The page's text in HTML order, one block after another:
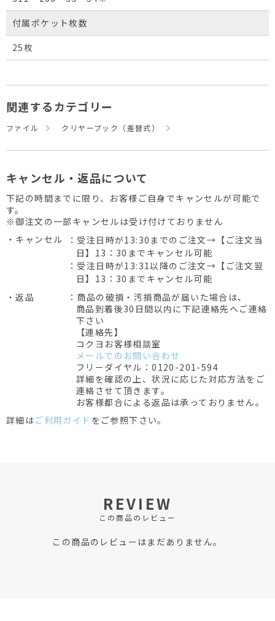
付属ポケット枚数
25枚
関連するカテゴリー
ファイル クリヤーブック（差替式）
キャンセル・返品について
下記の時間までに限り、お客様ご自身でキャンセルが可能で
す。
※御注文の一部キャンセルは受け付けておりません
・キャンセル
：受注日時が13:30までのご注文→【ご注文当
日】13：30までキャンセル可能
：受注日時が13:31以降のご注文→【ご注文翌
日】13：30までキャンセル可能
・返品
：商品の破損・汚損商品が届いた場合は、
商品到着後30日間以内に下記連絡先へご連絡
下さい
【連絡先】
コクヨお客様相談室
メールでのお問い合わせ
フリーダイヤル：0120-201-594
詳細を確認の上、状況に応じた対応方法をご
連絡させて頂きます。
お客様都合による返品は承っておりません。
詳細はご利用ガイド をご参照下さい。
REVIEW
この商品のレビュー
この商品のレビューはまだありません。